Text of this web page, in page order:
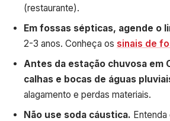
(restaurante).
Em fossas sépticas, agende o
2-3 anos. Conheça os sinais de
Antes da estação chuvosa em
calhas e bocas de águas
alagamento e perdas materiais.
Não use soda cáustica. Entenda